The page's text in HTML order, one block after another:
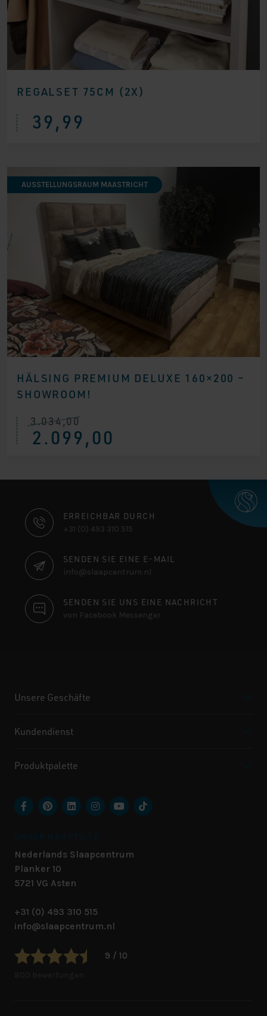
REGALSET 75CM (2X)
39,99
HÄLSING PREMIUM DELUXE 160×200 –
SHOWROOM!
AUSSTELLUNGSRAUM MAASTRICHT
3.034,00
Ursprünglicher
Preis
war:
2.099,00
Aktueller
Preis
ist:
KONTAKTINFORMATIONEN
ERREICHBAR DURCH
+31 (0) 493 310 515
SENDEN SIE EINE E-MAIL
info@slaapcentrum.nl
SENDEN SIE UNS EINE NACHRICHT
von Facebook Messenger
Unsere Geschäfte
Kundendienst
Produktpalette
Nederlands Slaapcentrum
Planker 10
5721 VG Asten
+31 (0) 493 310 515
info@slaapcentrum.nl
9 / 10